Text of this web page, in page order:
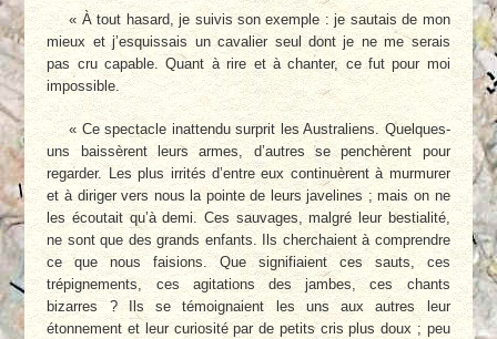
« À tout hasard, je suivis son exemple : je sautais de mon
mieux et j’esquissais un cavalier seul dont je ne me serais
pas cru capable. Quant à rire et à chanter, ce fut pour moi
impossible.
« Ce spectacle inattendu surprit les Australiens. Quelques-
uns baissèrent leurs armes, d’autres se penchèrent pour
regarder. Les plus irrités d’entre eux continuèrent à murmurer
et à diriger vers nous la pointe de leurs javelines ; mais on ne
les écoutait qu’à demi. Ces sauvages, malgré leur bestialité,
ne sont que des grands enfants. Ils cherchaient à comprendre
ce que nous faisions. Que signifiaient ces sauts, ces
trépignements, ces agitations des jambes, ces chants
bizarres ? Ils se témoignaient les uns aux autres leur
étonnement et leur curiosité par de petits cris plus doux ; peu